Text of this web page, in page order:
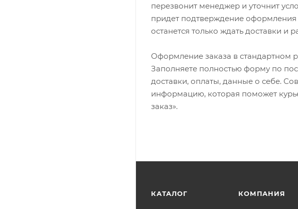
перезвонит менеджер и уточнит
придет подтверждение оформления
останется только ждать доставки и
Оформление заказа в
Заполняете полностью форму по
доставки, оплаты, данные о себе.
информацию, которая поможет
заказ».
КАТАЛОГ КОМПАНИЯ